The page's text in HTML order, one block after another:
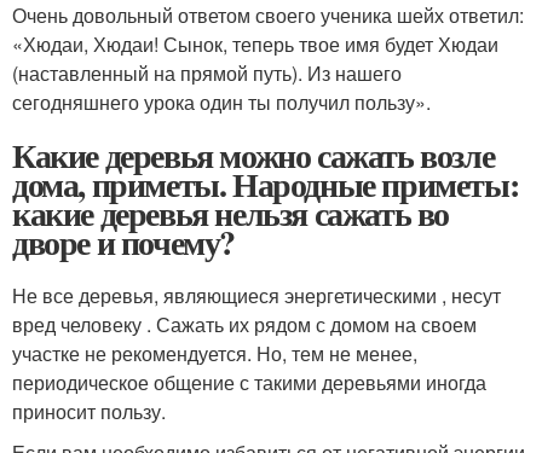
Очень довольный ответом своего ученика шейх ответил:
«Хюдаи, Хюдаи! Сынок, теперь твое имя будет Хюдаи
(наставленный на прямой путь). Из нашего
сегодняшнего урока один ты получил пользу».
Какие деревья можно сажать возле
дома, приметы. Народные приметы:
какие деревья нельзя сажать во
дворе и почему?
Не все деревья, являющиеся энергетическими , несут
вред человеку . Сажать их рядом с домом на своем
участке не рекомендуется. Но, тем не менее,
периодическое общение с такими деревьями иногда
приносит пользу.